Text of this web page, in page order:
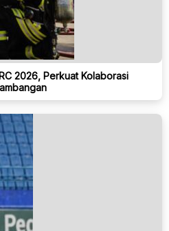
2026, Perkuat Kolaborasi